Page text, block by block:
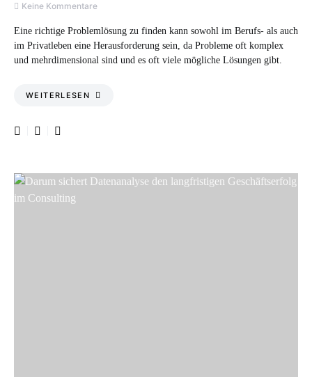
Keine Kommentare
Eine richtige Problemlösung zu finden kann sowohl im Berufs- als auch
im Privatleben eine Herausforderung sein, da Probleme oft komplex
und mehrdimensional sind und es oft viele mögliche Lösungen gibt.
WEITERLESEN